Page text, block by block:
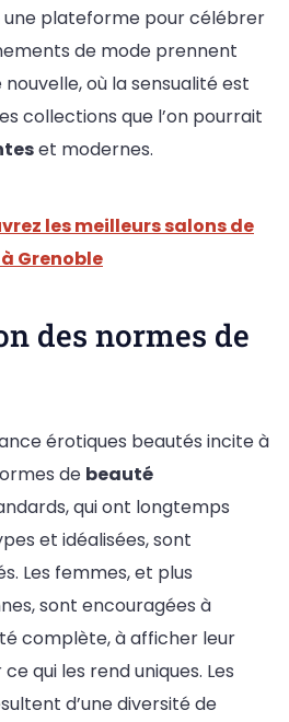
une plateforme pour célébrer
de mode prennent
où la sensualité est
collections que l’on pourrait
et modernes.
les meilleurs salons de
Grenoble
des normes de
érotiques beautés incite à
de beauté
qui ont longtemps
et idéalisées, sont
Les femmes, et plus
sont encouragées à
complète, à afficher leur
qui les rend uniques. Les
d’une diversité de